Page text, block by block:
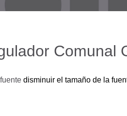
Comunal
disminuir el tamaño de la